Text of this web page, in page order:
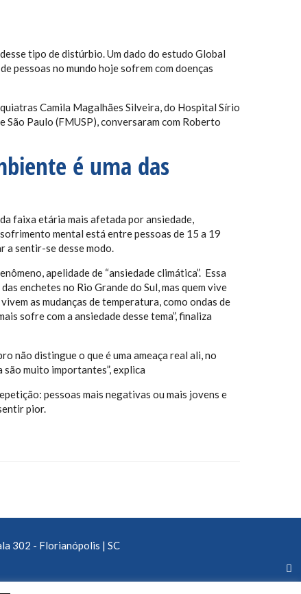
tipo de distúrbio. Um dado do estudoGlobal
pessoas no mundo hoje sofrem com doenças
Camila Magalhães Silveira, do Hospital Sírio
São Paulo (FMUSP), conversaram com Roberto
é uma das
faixa etária mais afetada por ansiedade,
mental está entre pessoas de 15 a 19
a sentir-se desse modo.
apelidade de “ansiedade climática”. Essa
dasenchetes no Rio Grande do Sul, mas quem vive
as mudanças de temperatura, como ondas de
sofre com a ansiedade desse tema”, finaliza
não distingueo que é uma ameaça real ali, no
são muito importantes”, explica
pessoas mais negativas ou mais jovens e
pior.
302 - Florianópolis | SC